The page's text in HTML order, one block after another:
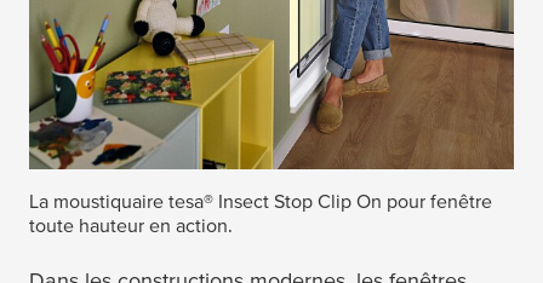
La moustiquaire tesa® Insect Stop Clip On pour fenêtre
toute hauteur en action.